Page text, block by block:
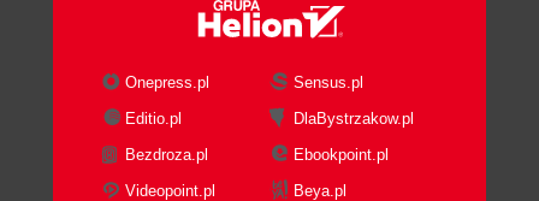
Onepress.pl
Sensus.pl
Editio.pl
DlaBystrzakow.pl
Bezdroza.pl
Ebookpoint.pl
Videopoint.pl
Beya.pl